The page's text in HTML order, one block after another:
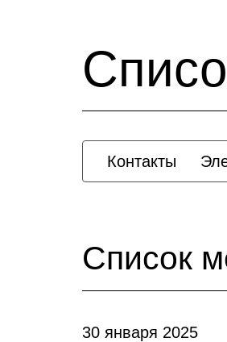
Контакты
Список
30 января 2025